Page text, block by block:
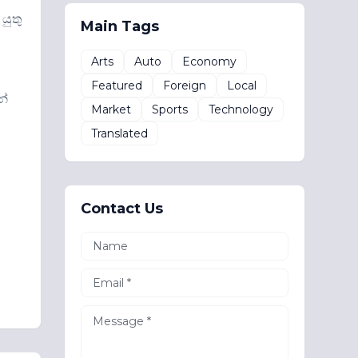
යුතු Main Tags
Arts Auto
Economy
Featured
Foreign
Local
Market
Sports
Technology
Translated
Contact Us